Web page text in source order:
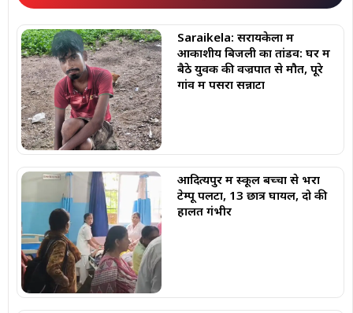
Saraikela: सरायकेला में
आकाशीय बिजली का तांडव: घर में
बैठे युवक की वज्रपात से मौत, पूरे
गांव में पसरा सन्नाटा
आदित्यपुर में स्कूल बच्चों से भरा
टेम्पू पलटा, 13 छात्र घायल, दो की
हालत गंभीर